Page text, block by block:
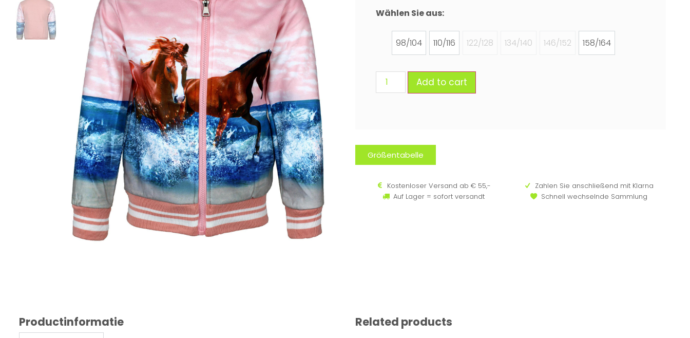
Wählen Sie aus:
98/104 110/116 122/128 134/140 146/152 158/164
Add to cart
Größentabelle
Kostenloser Versand ab € 55,-
Auf Lager = sofort versandt
Zahlen Sie anschließend mit Klarna
Schnell wechselnde Sammlung
Productinformatie Related products